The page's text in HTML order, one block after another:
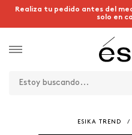
Realiza tu pedido antes del
solo en
ESIKA TREND /